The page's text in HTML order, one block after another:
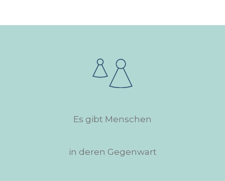
Es gibt Menschen
in deren Gegenwart